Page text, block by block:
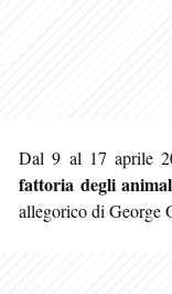
Dal 9 al 17 aprile
fattoria degli
allegorico di George